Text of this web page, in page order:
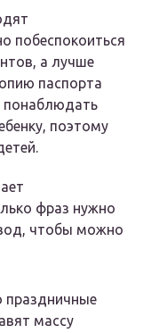
побеспокоиться
а лучше
паспорта
понаблюдать
поэтому
фраз нужно
чтобы можно
праздничные
массу